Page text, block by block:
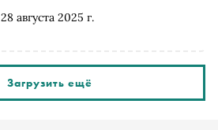
28 августа 2025 г.
Загрузить ещё